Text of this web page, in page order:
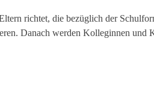
richtet, die bezüglich der
Danach werden Kolleginnen und